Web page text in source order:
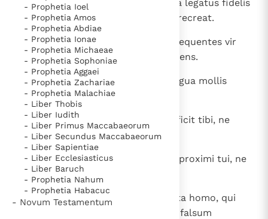
- Prophetia Ioel
- Prophetia Amos
- Prophetia Abdiae
- Prophetia Ionae
- Prophetia Michaeae
- Prophetia Sophoniae
- Prophetia Aggaei
- Prophetia Zachariae
- Prophetia Malachiae
- Liber Thobis
- Liber Iudith
- Liber Primus Maccabaeorum
- Liber Secundus Maccabaeorum
- Liber Sapientiae
- Liber Ecclesiasticus
- Liber Baruch
- Prophetia Nahum
- Prophetia Habacuc
- Novum Testamentum
Sicut frigus nivis in die messis, ita legatus fidelis
ei, qui misit eum: animam ipsius recreat.
Nubes et ventus et pluviae non sequentes vir
gloriosus et promissa non complens.
Patientia lenietur princeps, et lingua mollis
confringet ossa.
Mel invenisti? Comede, quod sufficit tibi, ne
forte satiatus evomas illud.
Subtrahe pedem tuum de domo proximi tui, ne
quando satiatus oderit te.
Malleus et gladius et sagitta acuta homo, qui
loquitur contra proximum suum falsum